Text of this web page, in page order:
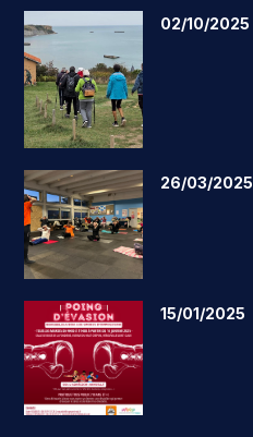
02/10/2025
26/03/2025
15/01/2025